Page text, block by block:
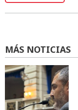
MÁS NOTICIAS